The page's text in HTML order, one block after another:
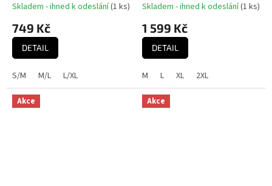
Skladem - ihned k odeslání(1 ks)
749 Kč
DETAIL
S/M M/L L/XL
Skladem - ihned k odeslání(1 ks)
1 599 Kč
DETAIL
M L XL 2XL
Akce Akce